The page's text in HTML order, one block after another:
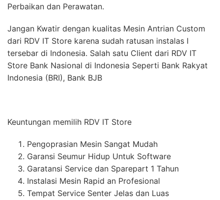
Perbaikan dan Perawatan.
Jangan Kwatir dengan kualitas Mesin Antrian Custom
dari RDV IT Store karena sudah ratusan instalas I
tersebar di Indonesia. Salah satu Client dari RDV IT
Store Bank Nasional di Indonesia Seperti Bank Rakyat
Indonesia (BRI), Bank BJB
Keuntungan memilih RDV IT Store
Pengoprasian Mesin Sangat Mudah
Garansi Seumur Hidup Untuk Software
Garatansi Service dan Sparepart 1 Tahun
Instalasi Mesin Rapid an Profesional
Tempat Service Senter Jelas dan Luas